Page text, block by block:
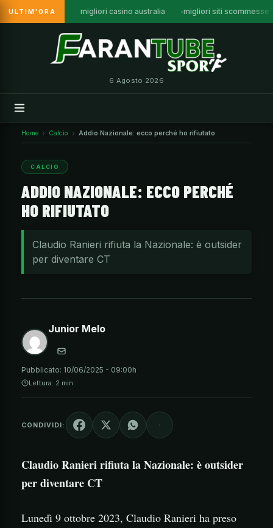
ULTIM'ORA migliori casino australia migliori siti scommesse
6 Agosto 2026
Home Calcio Addio Nazionale: ecco perché ho rifiutato
CALCIO
ADDIO NAZIONALE: ECCO PERCHÉ
HO RIFIUTATO
Claudio Ranieri rifiuta la Nazionale: è outsider
per diventare CT
Junior Melo
Pubblicato: 10/06/2025 - 09:00h
Lettura: 2 min
CONDIVIDI:
Claudio Ranieri rifiuta la Nazionale: è outsider
per diventare CT
Lunedì 9 ottobre 2023, Claudio Ranieri ha preso